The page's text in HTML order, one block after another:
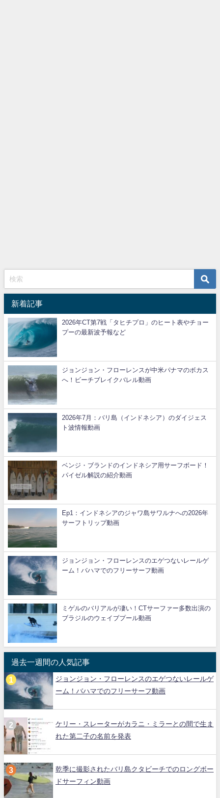
新着記事
2026年CT第7戦「タヒチプロ」のヒート表やチョー
プーの最新波予報など
ジョンジョン・フローレンスが中米パナマのボカス
へ！ビーチブレイクバレル動画
2026年7月：バリ島（インドネシア）のダイジェス
ト波情報動画
ベンジ・ブランドのインドネシア用サーフボード！
パイゼル解説の紹介動画
Ep1：インドネシアのジャワ島サワルナへの2026年
サーフトリップ動画
ジョンジョン・フローレンスのエゲつないレールゲ
ーム！バハマでのフリーサーフ動画
ミゲルのバリアルが凄い！CTサーファー多数出演の
ブラジルのウェイブプール動画
過去一週間の人気記事
ジョンジョン・フローレンスのエゲつないレールゲ
ーム！バハマでのフリーサーフ動画
ケリー・スレーターがカラニ・ミラーとの間で生ま
れた第二子の名前を発表
乾季に撮影されたバリ島クタビーチでのロングボー
ドサーフィン動画